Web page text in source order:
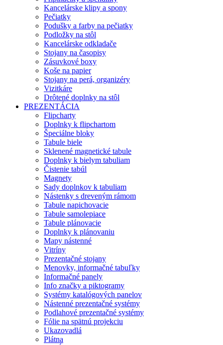
Kancelárske klipy a spony
Pečiatky
Podušky a farby na pečiatky
Podložky na stôl
Kancelárske odkladače
Stojany na časopisy
Zásuvkové boxy
Koše na papier
Stojany na perá, organizéry
Vizitkáre
Drôtené doplnky na stôl
PREZENTÁCIA
Flipcharty
Doplnky k flipchartom
Špeciálne bloky
Tabule biele
Sklenené magnetické tabule
Doplnky k bielym tabuliam
Čistenie tabúl
Magnety
Sady doplnkov k tabuliam
Nástenky s dreveným rámom
Tabule napichovacie
Tabule samolepiace
Tabule plánovacie
Doplnky k plánovaniu
Mapy nástenné
Vitríny
Prezentačné stojany
Menovky, informačné tabuľky
Informačné panely
Info značky a piktogramy
Systémy katalógových panelov
Nástenné prezentačné systémy
Podlahové prezentačné systémy
Fólie na spätnú projekciu
Ukazovadlá
Plátna